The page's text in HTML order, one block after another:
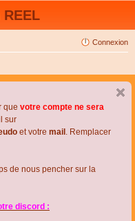
Connexion
que votre compte ne sera
sur
et votre mail . Remplacer
de nous pencher sur la
discord :